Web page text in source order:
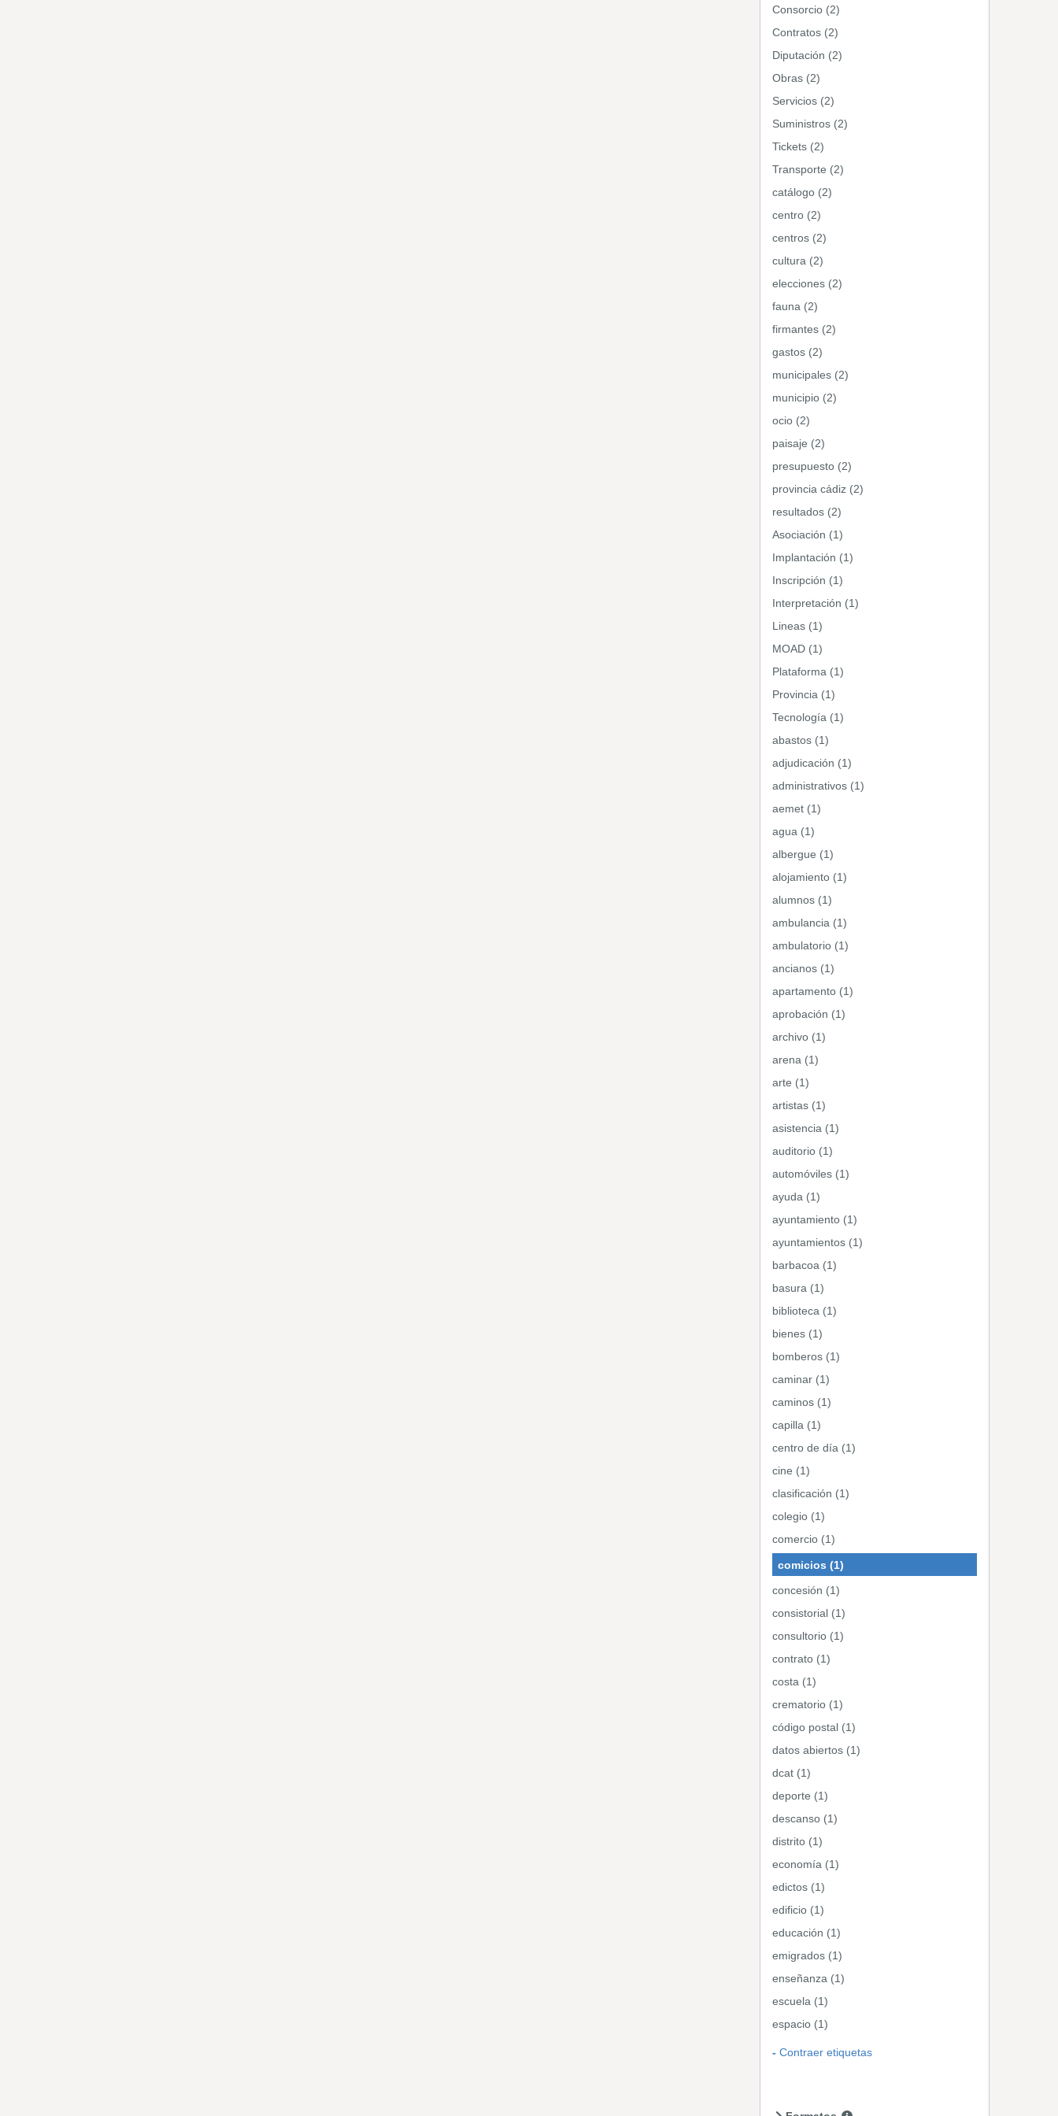
Consorcio (2)
Contratos (2)
Diputación (2)
Obras (2)
Servicios (2)
Suministros (2)
Tickets (2)
Transporte (2)
catálogo (2)
centro (2)
centros (2)
cultura (2)
elecciones (2)
fauna (2)
firmantes (2)
gastos (2)
municipales (2)
municipio (2)
ocio (2)
paisaje (2)
presupuesto (2)
provincia cádiz (2)
resultados (2)
Asociación (1)
Implantación (1)
Inscripción (1)
Interpretación (1)
Lineas (1)
MOAD (1)
Plataforma (1)
Provincia (1)
Tecnología (1)
abastos (1)
adjudicación (1)
administrativos (1)
aemet (1)
agua (1)
albergue (1)
alojamiento (1)
alumnos (1)
ambulancia (1)
ambulatorio (1)
ancianos (1)
apartamento (1)
aprobación (1)
archivo (1)
arena (1)
arte (1)
artistas (1)
asistencia (1)
auditorio (1)
automóviles (1)
ayuda (1)
ayuntamiento (1)
ayuntamientos (1)
barbacoa (1)
basura (1)
biblioteca (1)
bienes (1)
bomberos (1)
caminar (1)
caminos (1)
capilla (1)
centro de día (1)
cine (1)
clasificación (1)
colegio (1)
comercio (1)
comicios (1)
concesión (1)
consistorial (1)
consultorio (1)
contrato (1)
costa (1)
crematorio (1)
código postal (1)
datos abiertos (1)
dcat (1)
deporte (1)
descanso (1)
distrito (1)
economía (1)
edictos (1)
edificio (1)
educación (1)
emigrados (1)
enseñanza (1)
escuela (1)
espacio (1)
Contraer etiquetas